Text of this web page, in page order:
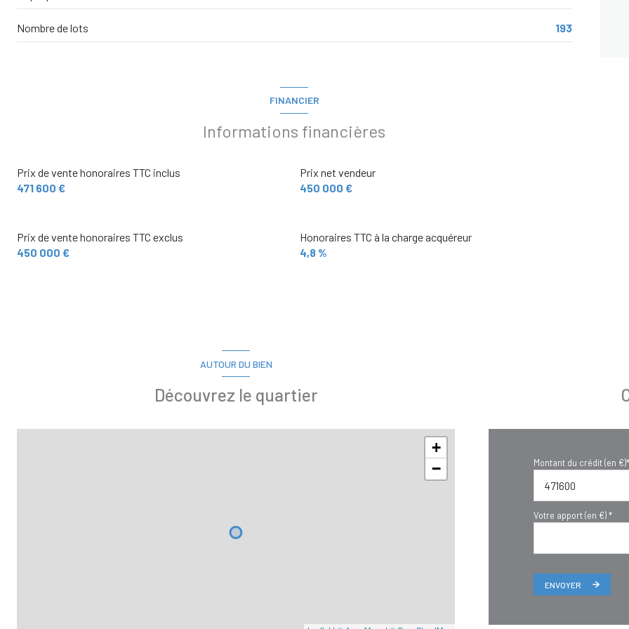
Nombre de lots 193
FINANCIER
Informations financières
Prix de vente honoraires TTC inclus
471 600 €
Prix net vendeur
450 000 €
Prix de vente honoraires TTC exclus
450 000 €
Honoraires TTC à la charge acquéreur
4,8 %
AUTOUR DU BIEN
Découvrez le quartier
+
−
Montant du crédit (en €)*
Votre apport (en €) *
ENVOYER